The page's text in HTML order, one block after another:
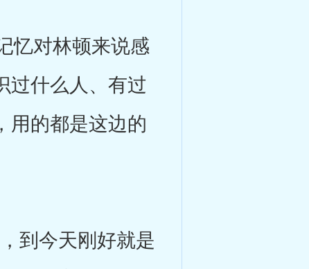
忆对林顿来说感
过什么人、有过
用的都是这边的
到今天刚好就是